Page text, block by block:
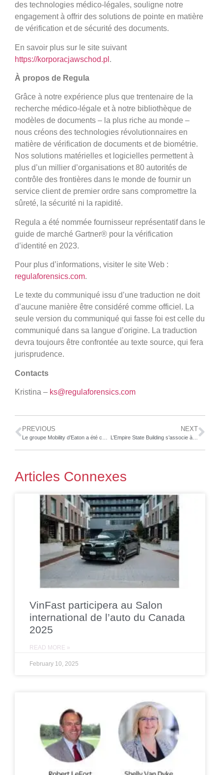
des technologies médico-légales, souligne notre
engagement à offrir des solutions de pointe en matière
de vérification et de sécurité des documents.
En savoir plus sur le site suivant
https://korporacjawschod.pl .
À propos de Regula
Grâce à notre expérience plus que trentenaire de la
recherche médico-légale et à notre bibliothèque de
modèles de documents – la plus riche au monde –
nous créons des technologies révolutionnaires en
matière de vérification de documents et de biométrie.
Nos solutions matérielles et logicielles permettent à
plus d’un millier d’organisations et 80 autorités de
contrôle des frontières dans le monde de fournir un
service client de premier ordre sans compromettre la
sûreté, la sécurité ni la rapidité.
Regula a été nommée fournisseur représentatif dans le
guide de marché Gartner® pour la vérification
d’identité en 2023.
Pour plus d’informations, visiter le site Web :
regulaforensics.com.
Le texte du communiqué issu d’une traduction ne doit
d’aucune manière être considéré comme officiel. La
seule version du communiqué qui fasse foi est celle du
communiqué dans sa langue d’origine. La traduction
devra toujours être confrontée au texte source, qui fera
jurisprudence.
Contacts
Kristina – ks@regulaforensics.com
PREVIOUS NEXT
L’Empire State Building s’associe à WhatsApp et à Mercedes-AMG PETRONAS F1 Team pour produire un spectacle lumineux dynamique, une course de démonstration sur la Cinquième Avenue, des stands exclusifs, et plus encore
Articles Connexes
VinFast participera au Salon
international de l’auto du Canada
2025
READ MORE »
February 10, 2025